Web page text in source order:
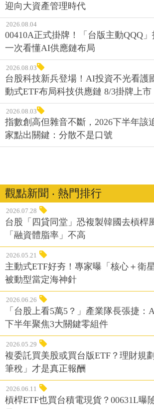
迎向大資產管理時代
2026.08.04
00410A正式掛牌！「台版主動QQQ
一次看懂AI供應鏈布局
2026.08.03
台股科技新兵登場！AI投資不光看護
動式ETF布局科技供應鏈 8/3掛牌上市
2026.08.03
指數創高但雜音不斷，2026下半年該
家點出關鍵：分散不是口號
觀點新聞 ‧ 熱門排行
2026.07.28
台股「四貸同堂」恐複製韓國去槓桿
「融資體脂率」不高
2026.05.21
主動式ETF好夯！專家曝「核心＋衛
被動型當定海神針
2026.06.26
「台股上看5萬5？」產業隊長張捷：
下半年聚焦3大關鍵零組件
2026.05.29
複委託買美股或買台版ETF？理財規
筆稅」才是真正報酬
2026.06.11
槓桿ETF也買台積電現貨？00631L曝